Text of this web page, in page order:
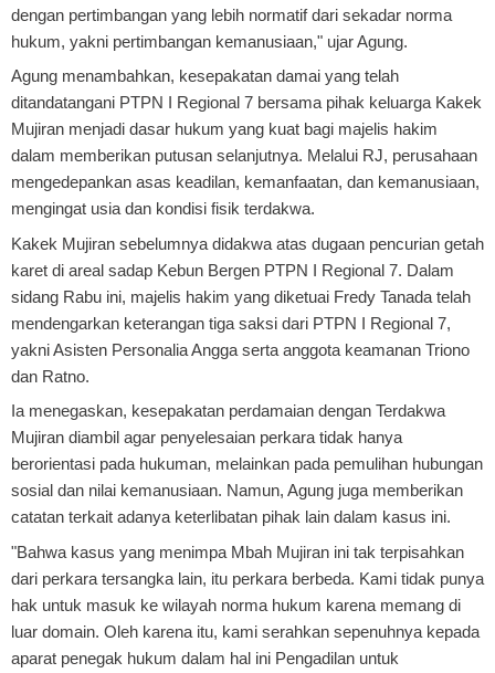
dengan pertimbangan yang lebih normatif dari sekadar norma
hukum, yakni pertimbangan kemanusiaan," ujar Agung.
Agung menambahkan, kesepakatan damai yang telah
ditandatangani PTPN I Regional 7 bersama pihak keluarga Kakek
Mujiran menjadi dasar hukum yang kuat bagi majelis hakim
dalam memberikan putusan selanjutnya. Melalui RJ, perusahaan
mengedepankan asas keadilan, kemanfaatan, dan kemanusiaan,
mengingat usia dan kondisi fisik terdakwa.
Kakek Mujiran sebelumnya didakwa atas dugaan pencurian getah
karet di areal sadap Kebun Bergen PTPN I Regional 7. Dalam
sidang Rabu ini, majelis hakim yang diketuai Fredy Tanada telah
mendengarkan keterangan tiga saksi dari PTPN I Regional 7,
yakni Asisten Personalia Angga serta anggota keamanan Triono
dan Ratno.
Ia menegaskan, kesepakatan perdamaian dengan Terdakwa
Mujiran diambil agar penyelesaian perkara tidak hanya
berorientasi pada hukuman, melainkan pada pemulihan hubungan
sosial dan nilai kemanusiaan. Namun, Agung juga memberikan
catatan terkait adanya keterlibatan pihak lain dalam kasus ini.
"Bahwa kasus yang menimpa Mbah Mujiran ini tak terpisahkan
dari perkara tersangka lain, itu perkara berbeda. Kami tidak punya
hak untuk masuk ke wilayah norma hukum karena memang di
luar domain. Oleh karena itu, kami serahkan sepenuhnya kepada
aparat penegak hukum dalam hal ini Pengadilan untuk